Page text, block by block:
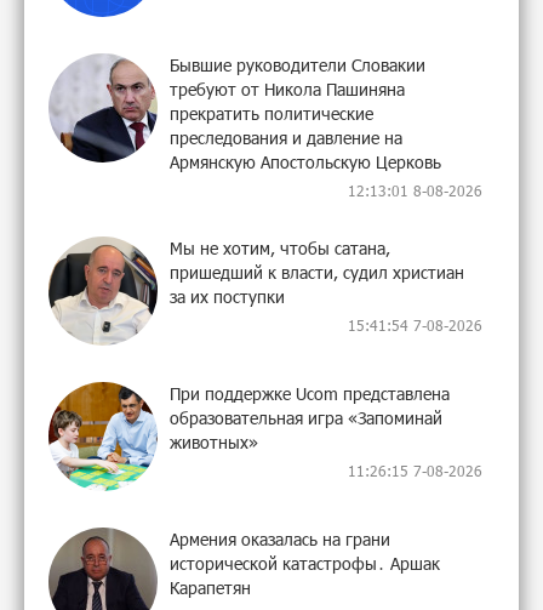
Бывшие руководители Словакии
требуют от Никола Пашиняна
прекратить политические
преследования и давление на
Армянскую Апостольскую Церковь
12:13:01 8-08-2026
Мы не хотим, чтобы сатана,
пришедший к власти, судил христиан
за их поступки
15:41:54 7-08-2026
При поддержке Ucom представлена
образовательная игра «Запоминай
животных»
11:26:15 7-08-2026
Армения оказалась на грани
исторической катастрофы․ Аршак
Карапетян